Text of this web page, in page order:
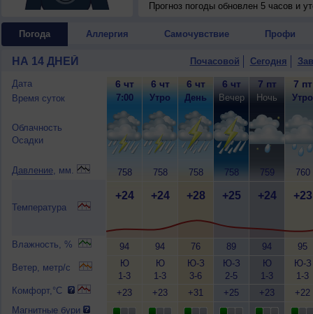
возможна гроза; ночью и днем
Прогноз погоды обновлен 5 часов и
Погода Аллергия Самочувствие Профи
НА 14 ДНЕЙ Почасовой Сегодня
Дата
Время суток
Облачность
Осадки
Давление, мм.
Температура
Влажность, %
Ветер, метр/с
Комфорт,°C
Магнитные бури
6 чт
7:00
758
+24
94
Ю
1-3
+23
6 чт
Утро
758
+24
94
Ю
1-3
+23
6 чт
День
758
+28
76
Ю-З
3-6
+31
6 чт
Вечер
758
+25
89
Ю-З
2-5
+25
7 пт
Ночь
759
+24
94
Ю
1-3
+23
7 пт
Утро
760
+23
95
Ю-З
1-3
+22